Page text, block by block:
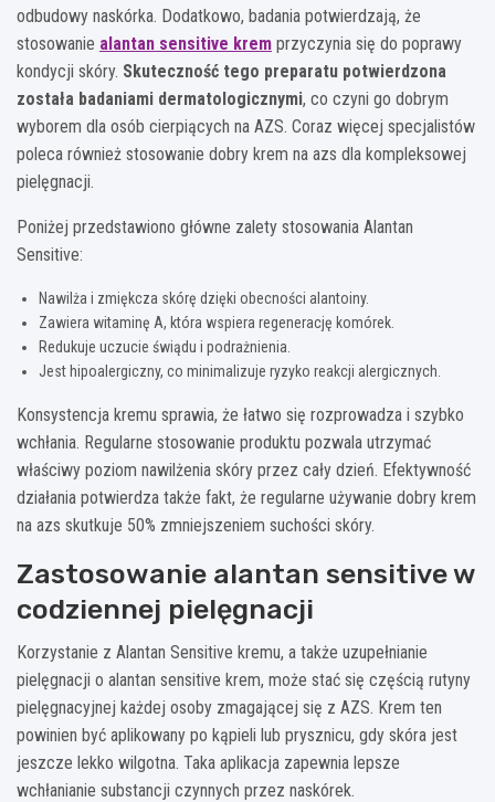
odbudowy naskórka. Dodatkowo, badania potwierdzają, że
stosowanie alantan sensitive krem przyczynia się do poprawy
kondycji skóry. Skuteczność tego preparatu potwierdzona
została badaniami dermatologicznymi, co czyni go dobrym
wyborem dla osób cierpiących na AZS. Coraz więcej specjalistów
poleca również stosowanie dobry krem na azs dla kompleksowej
pielęgnacji.
Poniżej przedstawiono główne zalety stosowania Alantan
Sensitive:
Nawilża i zmiękcza skórę dzięki obecności alantoiny.
Zawiera witaminę A, która wspiera regenerację komórek.
Redukuje uczucie świądu i podrażnienia.
Jest hipoalergiczny, co minimalizuje ryzyko reakcji alergicznych.
Konsystencja kremu sprawia, że łatwo się rozprowadza i szybko
wchłania. Regularne stosowanie produktu pozwala utrzymać
właściwy poziom nawilżenia skóry przez cały dzień. Efektywność
działania potwierdza także fakt, że regularne używanie dobry krem
na azs skutkuje 50% zmniejszeniem suchości skóry.
Zastosowanie alantan sensitive w
codziennej pielęgnacji
Korzystanie z Alantan Sensitive kremu, a także uzupełnianie
pielęgnacji o alantan sensitive krem, może stać się częścią rutyny
pielęgnacyjnej każdej osoby zmagającej się z AZS. Krem ten
powinien być aplikowany po kąpieli lub prysznicu, gdy skóra jest
jeszcze lekko wilgotna. Taka aplikacja zapewnia lepsze
wchłanianie substancji czynnych przez naskórek.